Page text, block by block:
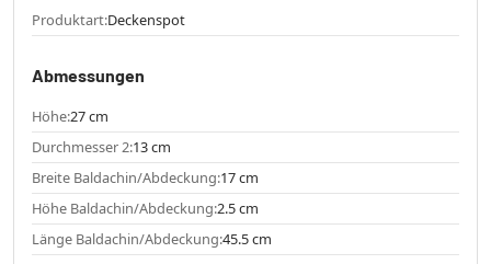
Produktart:Deckenspot
Abmessungen
Höhe:27 cm
Durchmesser 2:13 cm
Breite Baldachin/Abdeckung:17 cm
Höhe Baldachin/Abdeckung:2.5 cm
Länge Baldachin/Abdeckung:45.5 cm